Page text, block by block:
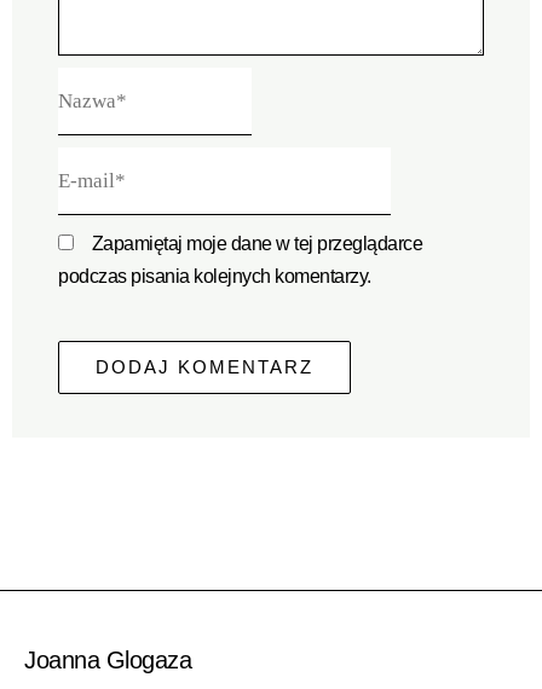
mail*
Zapamiętaj moje dane w tej przeglądarce
podczas pisania kolejnych komentarzy.
Joanna Glogaza